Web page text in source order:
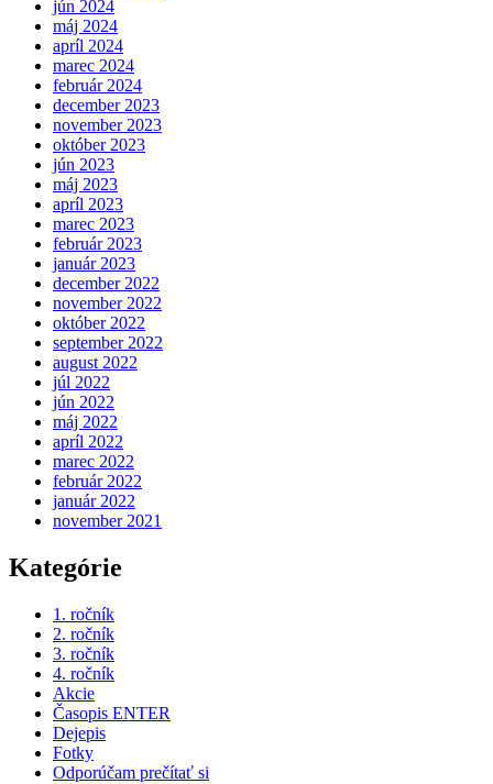
jún 2024
máj 2024
apríl 2024
marec 2024
február 2024
december 2023
november 2023
október 2023
jún 2023
máj 2023
apríl 2023
marec 2023
február 2023
január 2023
december 2022
november 2022
október 2022
september 2022
august 2022
júl 2022
jún 2022
máj 2022
apríl 2022
marec 2022
február 2022
január 2022
november 2021
Kategórie
1. ročník
2. ročník
3. ročník
4. ročník
Akcie
Časopis ENTER
Dejepis
Fotky
Odporúčam prečítať si